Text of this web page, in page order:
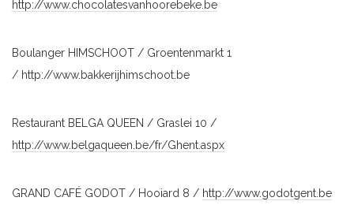
http://www.chocolatesvanhoorebeke.be
Boulanger HIMSCHOOT / Groentenmarkt 1
/ http://www.bakkerijhimschoot.be
Restaurant BELGA QUEEN / Graslei 10 /
http://www.belgaqueen.be/fr/Ghent.aspx
GRAND CAFÉ GODOT / Hooiard 8 / http://www.godotgent.be